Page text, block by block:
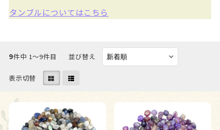
タンブルについてはこちら
9件中 1〜9件目 並び替え
表示切替